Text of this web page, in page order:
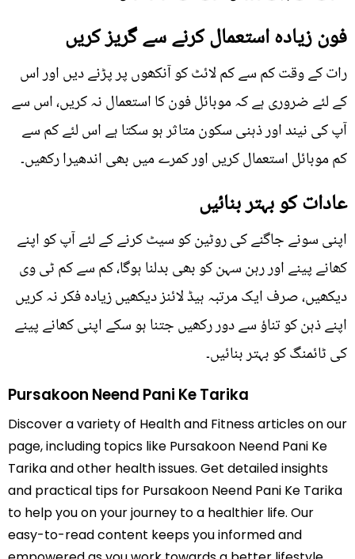
فون زیادہ استعمال کرنے سے گریز کریں
رات کے وقت کم سے کم لائٹ کو آنکھوں پر پڑنے دیں اور اس
کے لئے ضروری ہے کہ موبائل فون کا استعمال نہ کریں، اس سے
آپ کی نیند اور ذہنی سکون متاثر ہو سکتا ہے اس لئے کم سے
کم موبائل استعمال کریں اور کمرے میں بھی اندھیرا رکھیں۔
عادات کو بہتر بنائیں
اپنی سونے جاگنے کی روٹین کو سیٹ کرنے کے لئے آپ کو اپنے
کھانے پینے اور رہن سہن کو بھی بدلنا ہوگا، کم سے کم ٹی وی
دیکھیں، صرف ایک مرتبہ ہیڈ لائنز دیکھیں زیادہ فکر نہ کریں
اپنے ذہن کو تناؤ سے دور رکھیں جتنا ہو سکے اپنی کھانے پینے
کی ٹائمنگ کو بہتر بنائیں۔
Pursakoon Neend Pani Ke Tarika
Discover a variety of Health and Fitness articles on our
page, including topics like Pursakoon Neend Pani Ke
Tarika and other health issues. Get detailed insights
and practical tips for Pursakoon Neend Pani Ke Tarika
to help you on your journey to a healthier life. Our
easy-to-read content keeps you informed and